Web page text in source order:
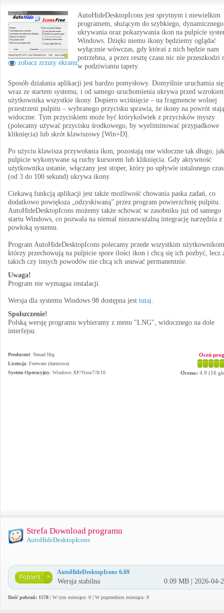
zobacz zrzuty ekranu
AutoHideDesktopIcons jest sprytnym i niewielkim
programem, służącym do szybkiego, dynamicznego
ukrywania oraz pokazywania ikon na pulpicie
Windows. Dzięki niemu ikony będziemy oglądać
wyłącznie wówczas, gdy któraś z nich będzie nam
potrzebna, a przez resztę czasu nic nie przeszkodzi
w podziwianiu tapety.
Sposób działania aplikacji jest bardzo pomysłowy. Domyślnie uruchamia
wraz ze startem systemu, i od samego uruchomienia ukrywa przed
użytkownika wszystkie ikony. Dopiero wciśnięcie – na fragmencie wolnej
przestrzeni pulpitu – wybranego przycisku sprawia, że ikony na powrót
widoczne. Tym przyciskiem może być którykolwiek z przycisków myszy
(polecamy używać przycisku środkowego, by wyeliminować przypadkowe
kliknięcia) lub skrót klawiszowy [Win+D].
Po użyciu klawisza przywołania ikon, pozostają one widoczne tak długo,
pulpicie wykonywane są ruchy kursorem lub kliknięcia. Gdy aktywność
użytkownika ustanie, włączany jest stoper, który po upływie ustalonego
(od 3 do 100 sekund) ukrywa ikony.
Ciekawą funkcją aplikacji jest także możliwość chowania paska zadań, co
dodatkowo powiększa „odzyskiwaną” przez program powierzchnię pulpitu.
AutoHideDesktopIcons możemy także schować w zasobniku już od samego
startu Windows, co pozwala na niemal niezauważalną integrację narzędzia z
powłoką systemu.
Program AutoHideDesktopIcons polecamy przede wszystkim
którzy przechowują na pulpicie spore ilości ikon i chcą się ich pozbyć, lecz
takich czy innych powodów nie chcą ich usuwać permanentnie.
Uwaga!
Program nie wymagaa instalacji.
Wersja dla systemu Windows 98 dostępna jest tutaj.
Spolszczenie!
Polską wersję programu wybieramy z menu "LNG", widocznego na dole
interfejsu.
Producent: Nenad Hrg
Licencja: Freeware (darmowa)
System Operacyjny: Windows XP/Vista/7/8/10
Oceń
Ocena: 4.9 (16
Strefa Download programu
AutoHideDesktopIcons
AutoHideDesktopIcons 6.69
Wersja stabilna 0.09 MB | 2026-04-
Ilość pobrań: 1578 | W tym miesiącu: 0 | W poprzednim miesiącu: 8